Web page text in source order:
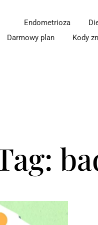
Endometrioza
Darmowy plan
Kody